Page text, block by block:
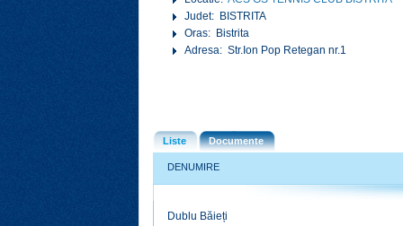
Judet: BISTRITA
Oras: Bistrita
Adresa: Str.Ion Pop Retegan nr.1
Liste Documente
DENUMIRE
Dublu Băieți